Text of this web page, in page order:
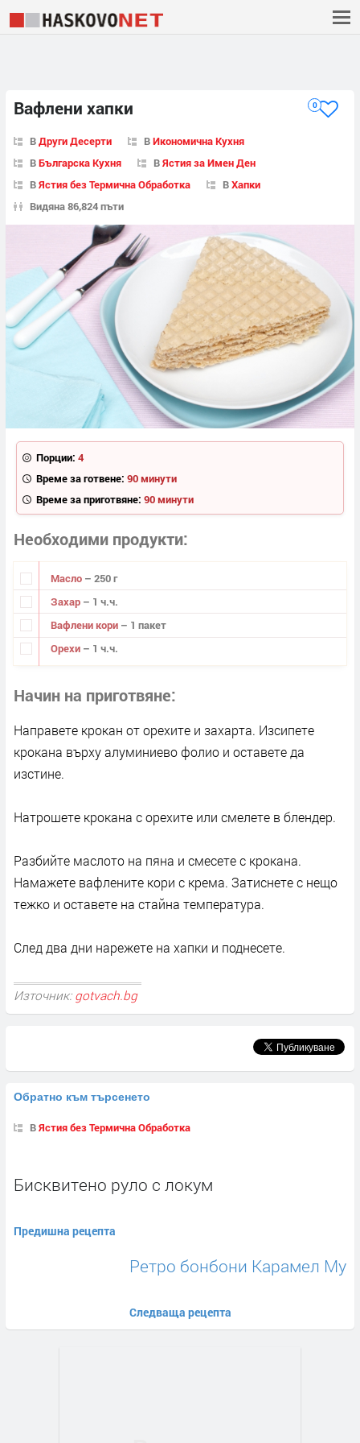
Вафлени хапки 0
ВДруги Десерти ВИкономична Кухня
ВБългарска Кухня ВЯстия за Имен Ден
ВЯстия без Термична Обработка ВХапки
Видяна 86,824 пъти
Порции: 4
Време за готвене: 90 минути
Време за приготвяне: 90 минути
Необходими продукти
Масло – 250 г
Захар – 1 ч.ч.
Вафлени кори – 1 пакет
Орехи – 1 ч.ч.
Начин на приготвяне
Направете крокан от орехите и захарта. Изсипете
крокана върху алуминиево фолио и оставете да
изстине.
Натрошете крокана с орехите или смелете в блендер.
Разбийте маслото на пяна и смесете с крокана.
Намажете вафлените кори с крема. Затиснете с нещо
тежко и оставете на стайна температура.
След два дни нарежете на хапки и поднесете.
Източник: gotvach.bg
Обратно към търсенето
ВЯстия без Термична Обработка
Бисквитено руло с локум
Предишна рецепта
Ретро бонбони Карамел Му
Следваща рецепта